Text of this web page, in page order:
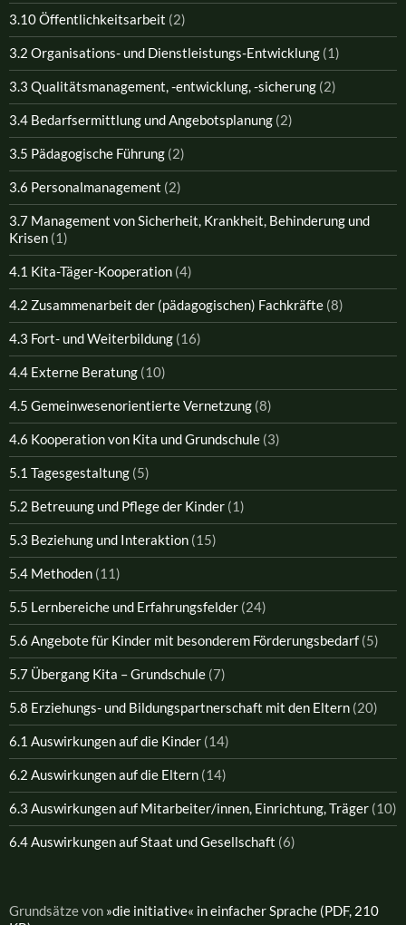
3.10 Öffentlichkeitsarbeit (2)
3.2 Organisations- und Dienstleistungs-Entwicklung (1)
3.3 Qualitätsmanagement, -entwicklung, -sicherung (2)
3.4 Bedarfsermittlung und Angebotsplanung (2)
3.5 Pädagogische Führung (2)
3.6 Personalmanagement (2)
3.7 Management von Sicherheit, Krankheit, Behinderung und
Krisen (1)
4.1 Kita-Täger-Kooperation (4)
4.2 Zusammenarbeit der (pädagogischen) Fachkräfte (8)
4.3 Fort- und Weiterbildung (16)
4.4 Externe Beratung (10)
4.5 Gemeinwesenorientierte Vernetzung (8)
4.6 Kooperation von Kita und Grundschule (3)
5.1 Tagesgestaltung (5)
5.2 Betreuung und Pflege der Kinder (1)
5.3 Beziehung und Interaktion (15)
5.4 Methoden (11)
5.5 Lernbereiche und Erfahrungsfelder (24)
5.6 Angebote für Kinder mit besonderem Förderungsbedarf (5)
5.7 Übergang Kita – Grundschule (7)
5.8 Erziehungs- und Bildungspartnerschaft mit den Eltern (20)
6.1 Auswirkungen auf die Kinder (14)
6.2 Auswirkungen auf die Eltern (14)
6.3 Auswirkungen auf Mitarbeiter/innen, Einrichtung, Träger (10)
6.4 Auswirkungen auf Staat und Gesellschaft (6)
Grundsätze von »die initiative« in einfacher Sprache (PDF, 210